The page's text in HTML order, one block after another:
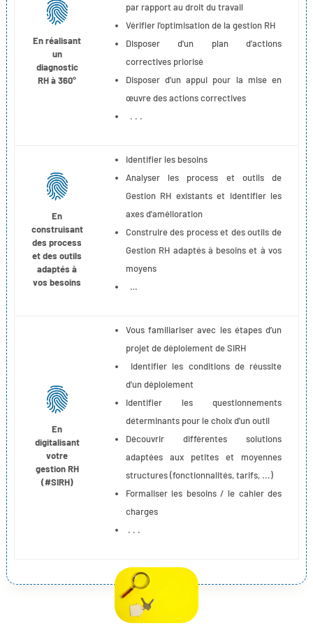
En réalisant
un
diagnostic
RH à 360°
par rapport au droit du travail
Vérifier l'optimisation de la gestion RH
Disposer d'un plan d'actions
correctives priorisé
Disposer d’un appui pour la mise en
œuvre des actions correctives
. . .
En
construisant
des process
et des outils
adaptés à
vos besoins
Identifier les besoins
Analyser les process et outils de
Gestion RH existants et identifier les
axes d'amélioration
Construire des process et des outils de
Gestion RH adaptés à besoins et à vos
moyens
…
En
digitalisant
votre
gestion RH
(#SIRH)
Vous familiariser avec les étapes d’un
projet de déploiement de SIRH
Identifier les conditions de réussite
d'un déploiement
Identifier les questionnements
déterminants pour le choix d'un outil
Découvrir différentes solutions
adaptées aux petites et moyennes
structures (fonctionnalités, tarifs, ...)
Formaliser les besoins / le cahier des
charges
. . .